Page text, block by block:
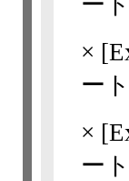
×
ー
×
ー